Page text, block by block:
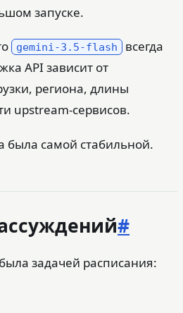
запуске.
gemini-3.5-flash
всегда
API зависит от
региона, длины
upstream-сервисов.
была самой стабильной.
#
задачей расписания: